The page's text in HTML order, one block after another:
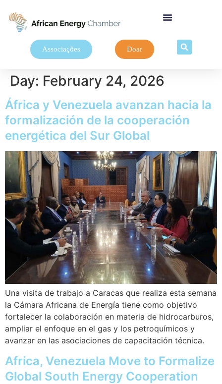
Associações Doar
Day: February 24, 2026
África y Venezuela avanzan hacia la
formalización de la cooperación
energética del Sur Global
Una visita de trabajo a Caracas que realiza esta semana
la Cámara Africana de Energía tiene como objetivo
fortalecer la colaboración en materia de hidrocarburos,
ampliar el enfoque en el gas y los petroquímicos y
avanzar en las asociaciones de capacitación técnica.
Africa, Venezuela Move to Formalize
Global South Energy Cooperation